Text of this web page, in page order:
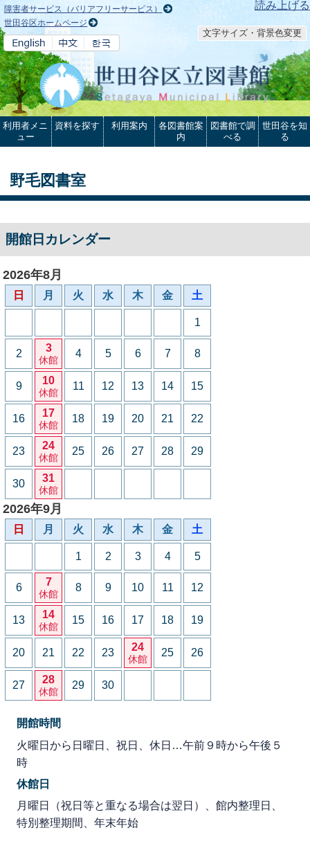
本文へ 読み上げる
障害者サービス（バリアフリーサービス）
世田谷区ホームページ
文字サイズ・背景色変更
利用者メニ
ュー
資料を探す 利用案内
各図書館案
内
図書館で調
べる
世田谷を知
る
野毛図書室
開館日カレンダー
2026年8月
日 月 火 水 木 金 土
1
2 3
休館
4 5 6 7 8
9 10
休館
11 12 13 14 15
16 17
休館
18 19 20 21 22
23 24
休館
25 26 27 28 29
30 31
休館
2026年9月
日 月 火 水 木 金 土
1 2 3 4 5
6 7
休館
8 9 10 11 12
13 14
休館
15 16 17 18 19
20 21 22 23 24
休館
25 26
27 28
休館
29 30
開館時間
火曜日から日曜日、祝日、休日…午前９時から午後５
時
休館日
月曜日（祝日等と重なる場合は翌日）、館内整理日、
特別整理期間、年末年始